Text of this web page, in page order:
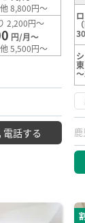
8,800円～
2,200円～
円/月～
5,500円～
電話する